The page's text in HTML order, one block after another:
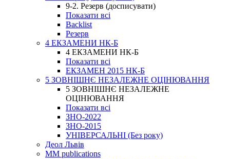
9-2. Резерв (досписувати)
Показати всі
Backlist
Резерв
4 ЕКЗАМЕНИ НК-Б
4 ЕКЗАМЕНИ НК-Б
Показати всі
ЕКЗАМЕН 2015 НК-Б
5 ЗОВНІШНЄ НЕЗАЛЕЖНЕ ОЦІНЮВАННЯ
5 ЗОВНІШНЄ НЕЗАЛЕЖНЕ
ОЦІНЮВАННЯ
Показати всі
ЗНО-2022
ЗНО-2015
УНІВЕРСАЛЬНІ (Без року)
Деол Львів
MM publications